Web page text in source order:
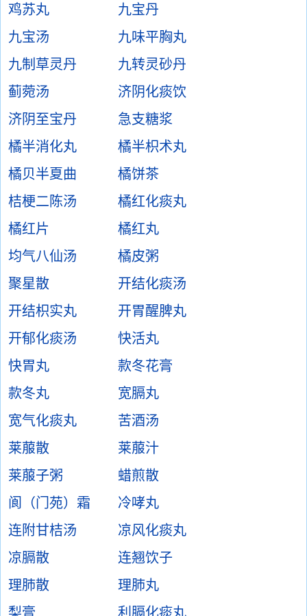
鸡苏丸
九宝丹
九宝汤
九味平胸丸
九制草灵丹
九转灵砂丹
蓟菀汤
济阴化痰饮
济阴至宝丹
急支糖浆
橘半消化丸
橘半枳术丸
橘贝半夏曲
橘饼茶
桔梗二陈汤
橘红化痰丸
橘红片
橘红丸
均气八仙汤
橘皮粥
聚星散
开结化痰汤
开结枳实丸
开胃醒脾丸
开郁化痰汤
快活丸
快胃丸
款冬花膏
款冬丸
宽膈丸
宽气化痰丸
苦酒汤
莱菔散
莱菔汁
莱菔子粥
蜡煎散
阆（门苑）霜
冷哮丸
连附甘桔汤
凉风化痰丸
凉膈散
连翘饮子
理肺散
理肺丸
梨膏
利膈化痰丸